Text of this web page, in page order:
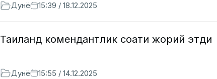
Дунё 15:39 / 18.12.2025
Таиланд комендантлик соати жорий этди
Дунё 15:55 / 14.12.2025